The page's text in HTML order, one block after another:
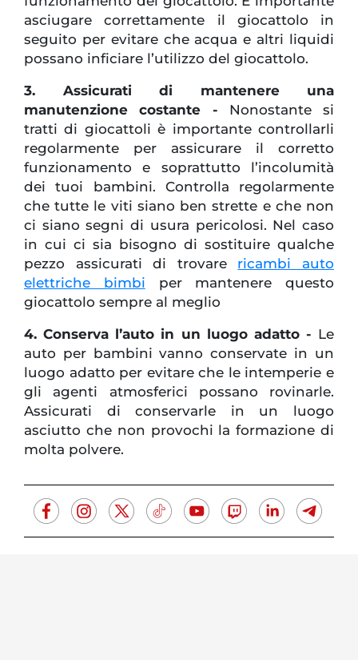
asciugare correttamente il giocattolo in
seguito per evitare che acqua e altri liquidi
possano inficiare l’utilizzo del giocattolo.
3. Assicurati di mantenere una
manutenzione costante - Nonostante si
tratti di giocattoli è importante controllarli
regolarmente per assicurare il corretto
funzionamento e soprattutto l’incolumità
dei tuoi bambini. Controlla regolarmente
che tutte le viti siano ben strette e che non
ci siano segni di usura pericolosi. Nel caso
in cui ci sia bisogno di sostituire qualche
pezzo assicurati di trovare ricambi auto
elettriche bimbi per mantenere questo
giocattolo sempre al meglio
4. Conserva l’auto in un luogo adatto - Le
auto per bambini vanno conservate in un
luogo adatto per evitare che le intemperie e
gli agenti atmosferici possano rovinarle.
Assicurati di conservarle in un luogo
asciutto che non provochi la formazione di
molta polvere.